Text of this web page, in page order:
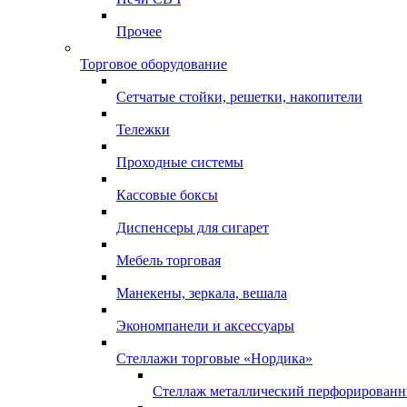
Прочее
Торговое оборудование
Сетчатые стойки, решетки, накопители
Тележки
Проходные системы
Кассовые боксы
Диспенсеры для сигарет
Мебель торговая
Манекены, зеркала, вешала
Экономпанели и аксессуары
Стеллажи торговые «Нордика»
Стеллаж металлический